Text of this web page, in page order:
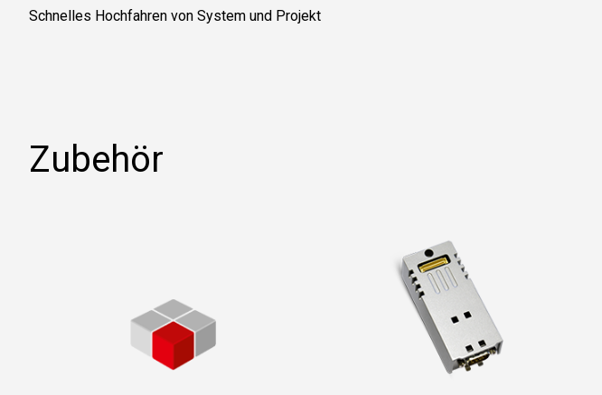
Schnelles Hochfahren von System und Projekt
Zubehör